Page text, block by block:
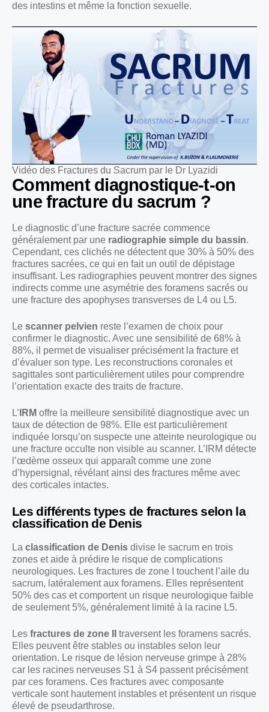
des intestins et même la fonction sexuelle.
Vidéo des Fractures du Sacrum par le Dr Lyazidi
Comment diagnostique-t-on
une fracture du sacrum ?
Le diagnostic d’une fracture sacrée commence
généralement par une radiographie simple du bassin.
Cependant, ces clichés ne détectent que 30% à 50% des
fractures sacrées, ce qui en fait un outil de dépistage
insuffisant. Les radiographies peuvent montrer des signes
indirects comme une asymétrie des foramens sacrés ou
une fracture des apophyses transverses de L4 ou L5.
Le scanner pelvien reste l’examen de choix pour
confirmer le diagnostic. Avec une sensibilité de 68% à
88%, il permet de visualiser précisément la fracture et
d’évaluer son type. Les reconstructions coronales et
sagittales sont particulièrement utiles pour comprendre
l’orientation exacte des traits de fracture.
L’ IRM offre la meilleure sensibilité diagnostique avec un
taux de détection de 98%. Elle est particulièrement
indiquée lorsqu’on suspecte une atteinte neurologique ou
une fracture occulte non visible au scanner. L’IRM détecte
l’œdème osseux qui apparaît comme une zone
d’hypersignal, révélant ainsi des fractures même avec
des corticales intactes.
Les différents types de fractures selon la
classification de Denis
La classification de Denis divise le sacrum en trois
zones et aide à prédire le risque de complications
neurologiques. Les fractures de zone I touchent l’aile du
sacrum, latéralement aux foramens. Elles représentent
50% des cas et comportent un risque neurologique faible
de seulement 5%, généralement limité à la racine L5.
Les fractures de zone II
traversent les foramens sacrés.
Elles peuvent être stables ou instables selon leur
orientation. Le risque de lésion nerveuse grimpe à 28%
car les racines nerveuses S1 à S4 passent précisément
par ces foramens. Ces fractures avec composante
verticale sont hautement instables et présentent un risque
élevé de pseudarthrose.